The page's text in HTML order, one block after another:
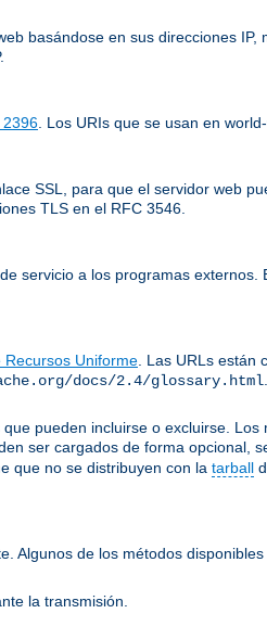
basándose en sus direcciones IP,
2396 . Los URIs que se usan en
SSL, para que el servidor web
TLS en el RFC 3546.
servicio a los programas externos.
Recursos Uniforme . Las URLs
docs/2.4/glossary.html
pueden incluirse o excluirse.
ser cargados de forma opcional,
que no se distribuyen con la tarball
Algunos de los métodos
la transmisión.